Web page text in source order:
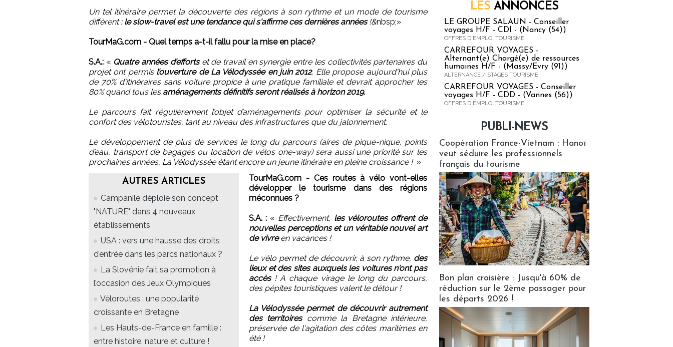
Un tel itinéraire permet la découverte des régions à son rythme et un mode de tourisme
différent : le slow-travel est une tendance qui s'affirme ces dernières années!&nbsp;»
TourMaG.com - Quel temps a-t-il fallu pour la mise en place?
S.A.: « Quatre années d’effortset de travail en synergie entre les collectivités partenaires du
projet ont permis l’ouverture de La Vélodyssée en juin 2012. Elle propose aujourd'hui plus
de 70% d'itinéraires sans voiture propice à une pratique familiale et devrait approcher les
80% quand tous les aménagements définitifs seront réalisés à horizon 2019.
Le parcours fait régulièrement l’objet d’aménagements pour optimiser la sécurité et le
confort des vélotouristes, tant au niveau des infrastructures que du jalonnement.
Le développement de plus de services le long du parcours (aires de pique-nique, points
d’eau, transport de bagages ou location de vélos one-way) sera aussi une priorité sur les
prochaines années, La Vélodyssée étant encore un jeune itinéraire en pleine croissance ! »
AUTRES ARTICLES
Campanile déploie son concept
"NATURE" dans 4 nouveaux
établissements
USA : vers une hausse des droits
d’entrée dans les parcs nationaux ?
La Slovénie fait sa promotion à
l’occasion des Jeux Olympiques
Véloroutes : une popularité
croissante en Bretagne
Les Hauts-de-France en famille :
entre histoire, nature et culture !
TourMaG.com - Ces routes à vélo vont-elles
développer le tourisme dans des régions
méconnues ?
S.A. : « Effectivement, les véloroutes offrent de
nouvelles perceptions et un véritable nouvel art
de vivreen vacances !
Le vélo permet de découvrir, à son rythme, des
lieux et des sites auxquels les voitures n'ont pas
accès ! A chaque virage le long du parcours,
des pépites touristiques valent le détour !
La Vélodyssée permet de découvrir autrement
des territoirescomme la Bretagne intérieure,
préservée de l'agitation des côtes maritimes en
été !
LES ANNONCES
LE GROUPE SALAUN - Conseiller
voyages H/F - CDI - (Nancy (54))
OFFRES D'EMPLOI TOURISME
CARREFOUR VOYAGES -
Alternant(e) Chargé(e) de ressources
humaines H/F - (Massy/Evry (91))
ALTERNANCE / STAGES TOURISME
CARREFOUR VOYAGES - Conseiller
voyages H/F - CDD - (Vannes (56))
OFFRES D'EMPLOI TOURISME
PUBLI-NEWS
Coopération France-Vietnam : Hanoï
veut séduire les professionnels
français du tourisme
Bon plan croisière : Jusqu'à 60% de
réduction sur le 2ème passager pour
les départs 2026 !